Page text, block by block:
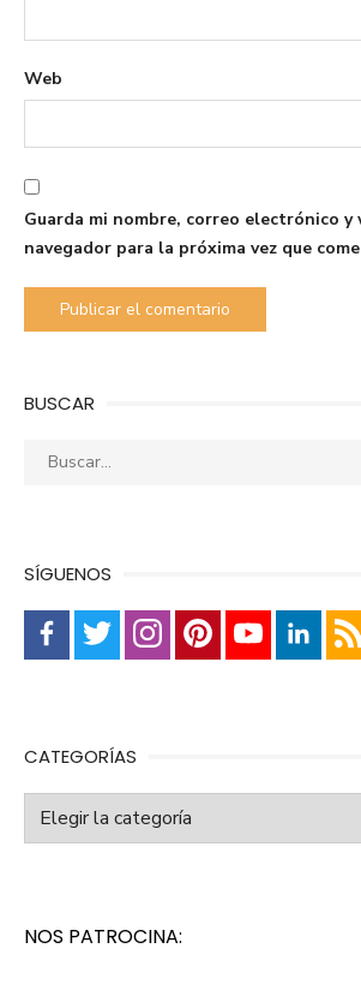
Web
Guarda mi nombre, correo electrónico y
navegador para la próxima vez que
BUSCAR
Buscar:
SÍGUENOS
CATEGORÍAS
Categorías
NOS PATROCINA: